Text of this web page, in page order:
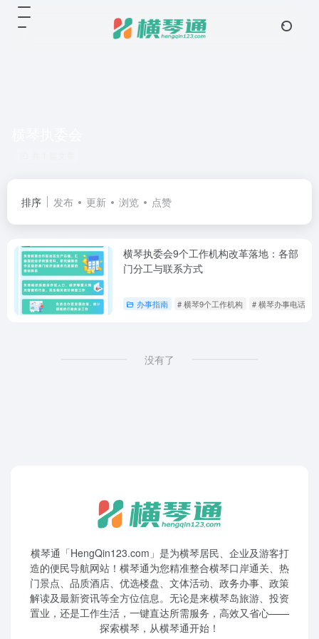
排序 发布 更新 浏览 点赞
横琴执委会9个工作机构改革落地：各部
门分工与联系方式
办事指南 # 横琴9个工作机构 # 横琴办事电话
没有了
横琴通「HengQin123.com」是为横琴居民、企业及游客打
造的便民导航网站！横琴通为您精准整合横琴口岸通关、热
门景点、品质酒店、优选楼盘、文体活动、政务办事、政策
解读及最新资讯等全方位信息。无论是来横琴岛旅游、投资
置业，还是工作生活，一键直达所需服务，高效又省心——
探索横琴，从横琴通开始！